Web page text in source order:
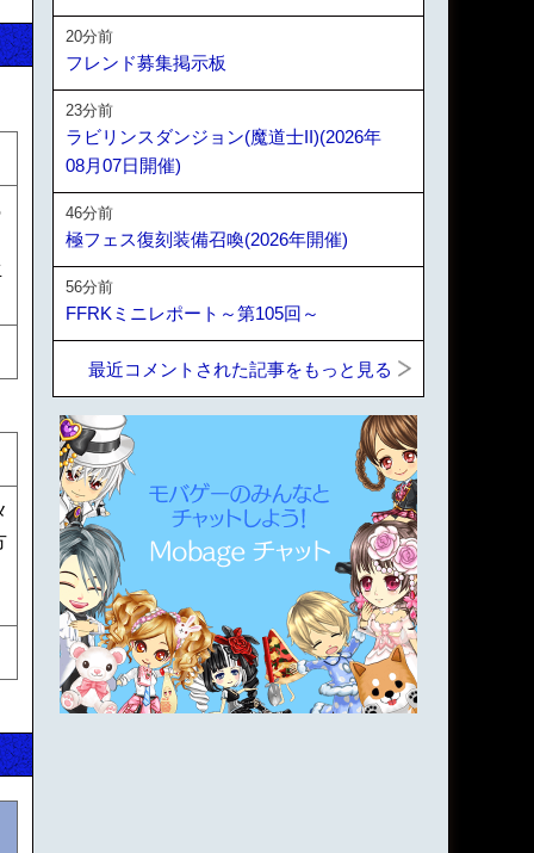
20分前
フレンド募集掲示板
23分前
ラビリンスダンジョン(魔道士II)(2026年
08月07日開催)
46分前
極フェス復刻装備召喚(2026年開催)
56分前
FFRKミニレポート～第105回～
最近コメントされた記事をもっと見る